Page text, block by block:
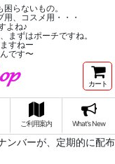
らないもの。
、コスメ用・・・
よね♪
まずはポーチですね。
すねー
です〜
カート
ご利用案内 What's New
ンバーが、定期的に配布